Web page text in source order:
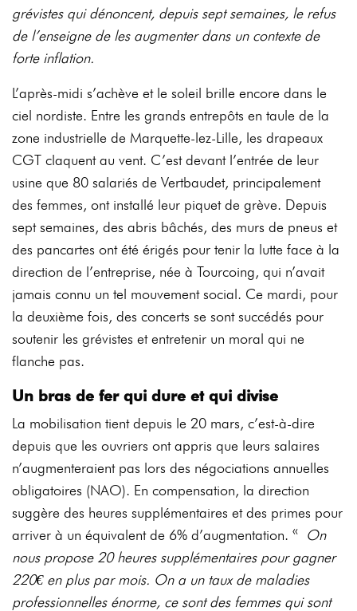
grévistes qui dénoncent, depuis sept semaines, le refus
de l’enseigne de les augmenter dans un contexte de
forte inflation.
L’après-midi s’achève et le soleil brille encore dans le
ciel nordiste. Entre les grands entrepôts en taule de la
zone industrielle de Marquette-lez-Lille, les drapeaux
CGT claquent au vent. C’est devant l’entrée de leur
usine que 80 salariés de Vertbaudet, principalement
des femmes, ont installé leur piquet de grève. Depuis
sept semaines, des abris bâchés, des murs de pneus et
des pancartes ont été érigés pour tenir la lutte face à la
direction de l’entreprise, née à Tourcoing, qui n’avait
jamais connu un tel mouvement social. Ce mardi, pour
la deuxième fois, des concerts se sont succédés pour
soutenir les grévistes et entretenir un moral qui ne
flanche pas.
Un bras de fer qui dure et qui divise
La mobilisation tient depuis le 20 mars, c’est-à-dire
depuis que les ouvriers ont appris que leurs salaires
n’augmenteraient pas lors des négociations annuelles
obligatoires (NAO). En compensation, la direction
suggère des heures supplémentaires et des primes pour
arriver à un équivalent de 6% d’augmentation. « On
nous propose 20 heures supplémentaires pour gagner
220€ en plus par mois. On a un taux de maladies
professionnelles énorme, ce sont des femmes qui sont